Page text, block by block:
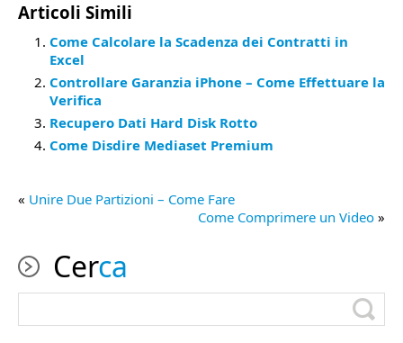
Articoli Simili
Come Calcolare la Scadenza dei Contratti in
Excel
Controllare Garanzia iPhone – Come Effettuare la
Verifica
Recupero Dati Hard Disk Rotto
Come Disdire Mediaset Premium
« Unire Due Partizioni – Come Fare
Come Comprimere un Video »
Cerca